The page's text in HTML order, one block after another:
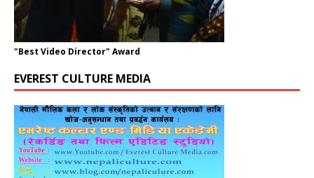
"Best Video Director" Award
EVEREST CULTURE MEDIA